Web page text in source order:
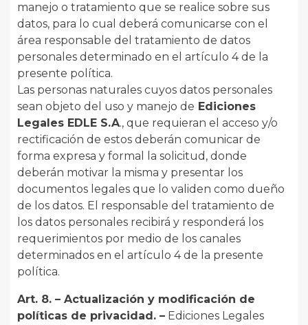
manejo o tratamiento que se realice sobre sus
datos, para lo cual deberá comunicarse con el
área responsable del tratamiento de datos
personales determinado en el artículo 4 de la
presente política.
Las personas naturales cuyos datos personales
sean objeto del uso y manejo de Ediciones
Legales EDLE S.A., que requieran el acceso y/o
rectificación de estos deberán comunicar de
forma expresa y formal la solicitud, donde
deberán motivar la misma y presentar los
documentos legales que lo validen como dueño
de los datos. El responsable del tratamiento de
los datos personales recibirá y responderá los
requerimientos por medio de los canales
determinados en el artículo 4 de la presente
política.
Art. 8. – Actualización y modificación de
políticas de privacidad. – Ediciones Legales